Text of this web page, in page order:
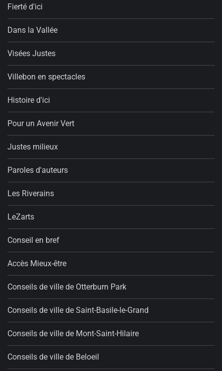
Fierté d'ici
Dans la Vallée
Visées Justes
Villebon en spectacles
Histoire d'ici
Pour un Avenir Vert
Justes milieux
Paroles d'auteurs
Les Riverains
LeZarts
Conseil en bref
Accès Mieux-être
Conseils de ville de Otterburn Park
Conseils de ville de Saint-Basile-le-Grand
Conseils de ville de Mont-Saint-Hilaire
Conseils de ville de Beloeil